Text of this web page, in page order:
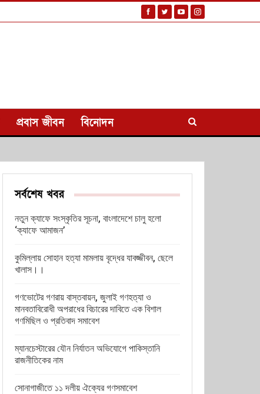
প্রবাস জীবন বিনোদন
সর্বশেষ খবর
নতুন ক্যাফে সংস্কৃতির সূচনা, বাংলাদেশে চালু হলো
‘ক্যাফে আমাজন’
কুমিল্লায় সোহান হত্যা মামলায় বৃদ্ধের যাবজ্জীবন, ছেলে
খালাস।।
গণভোটের গণরায় বাস্তবায়ন, জুলাই গণহত্যা ও
মানবতাবিরোধী অপরাধের বিচারের দাবিতে এক বিশাল
গণমিছিল ও প্রতিবাদ সমাবেশ
ম্যানচেস্টারের যৌন নির্যাতন অভিযোগে পাকিস্তানি
রাজনীতিকের নাম
সোনাগাজীতে ১১ দলীয় ঐক্যের গণসমাবেশ